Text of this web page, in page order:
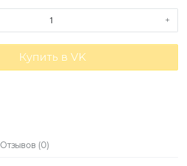
+
Купить в VK
Отзывов (0)